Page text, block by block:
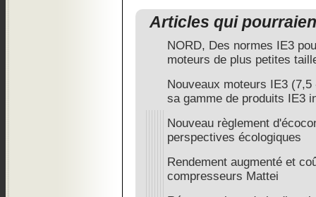
Articles qui
NORD, Des normes IE3
moteurs de plus petites
Nouveaux moteurs IE3
sa gamme de produits IE3
Nouveau règlement
perspectives écologiques
Rendement augmenté et
compresseurs Mattei